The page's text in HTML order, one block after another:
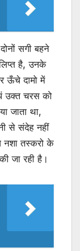
सगी बहने
है, उनके
ऊँचे दामो में
उक्त चरस को
जाता था,
से संदेह नहीं
तस्करो के
जा रही है।